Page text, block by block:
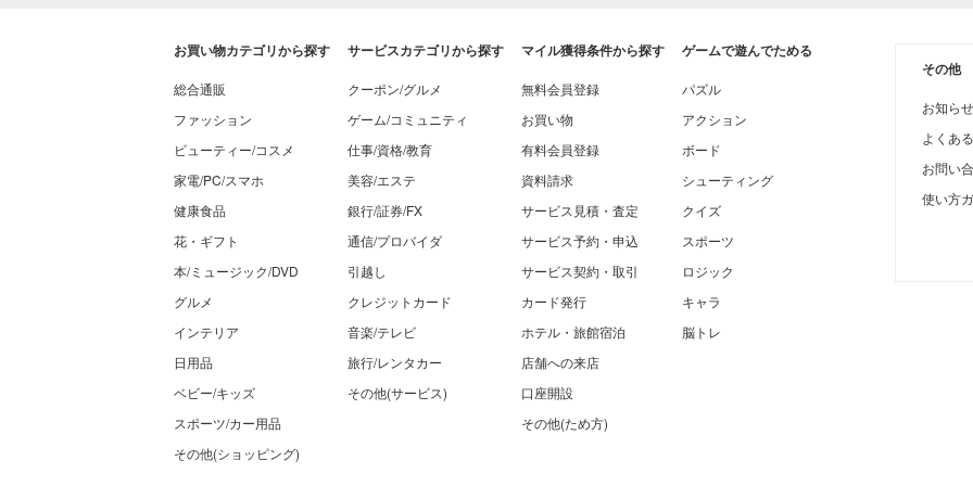
お買い物カテゴリから探す
総合通販
ファッション
ビューティー/コスメ
家電/PC/スマホ
健康食品
花・ギフト
本/ミュージック/DVD
グルメ
インテリア
日用品
ベビー/キッズ
スポーツ/カー用品
その他(ショッピング)
サービスカテゴリから探す
クーポン/グルメ
ゲーム/コミュニティ
仕事/資格/教育
美容/エステ
銀行/証券/FX
通信/プロバイダ
引越し
クレジットカード
音楽/テレビ
旅行/レンタカー
その他(サービス)
マイル獲得条件から探す
無料会員登録
お買い物
有料会員登録
資料請求
サービス見積・査定
サービス予約・申込
サービス契約・取引
カード発行
ホテル・旅館宿泊
店舗への来店
口座開設
その他(ため方)
ゲームで遊んでためる
パズル
アクション
ボード
シューティング
クイズ
スポーツ
ロジック
キャラ
脳トレ
その他
お知らせ
よくあ
お問い
使い方